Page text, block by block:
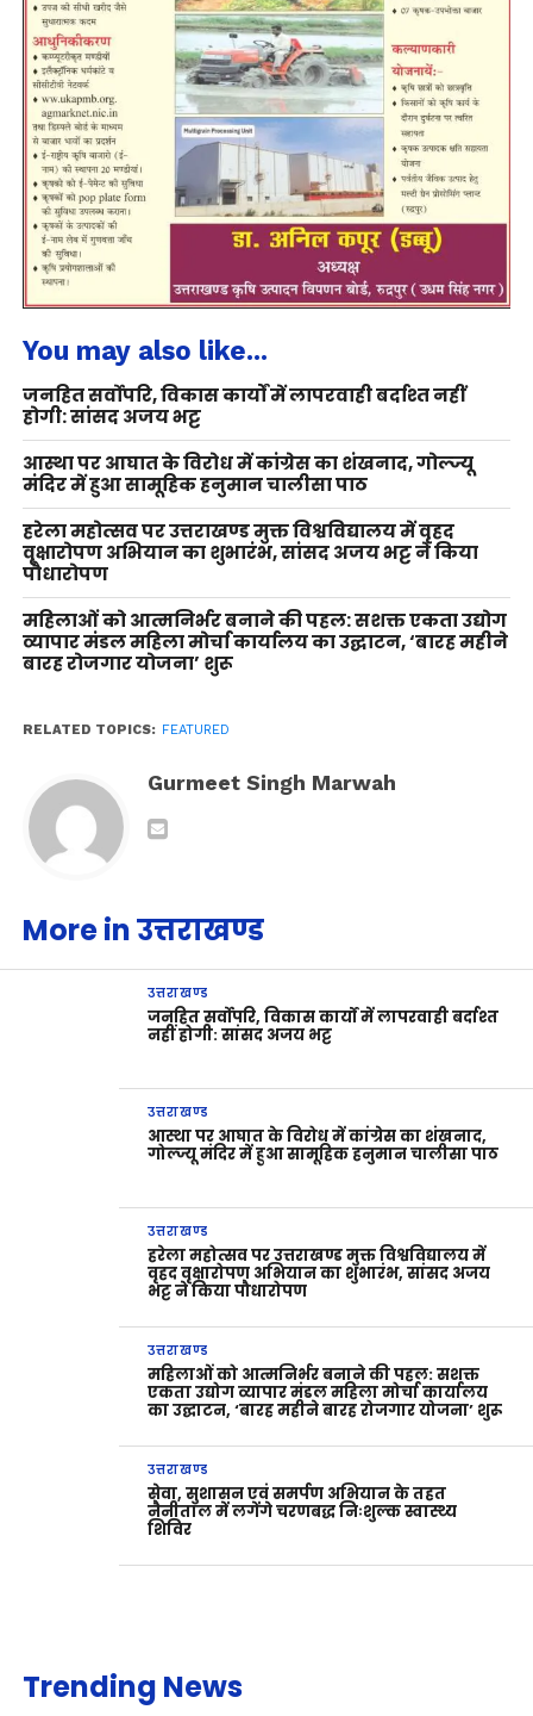
You may also like...
जनहित सर्वोपरि, विकास कार्यों में लापरवाही बर्दाश्त नहीं
होगी: सांसद अजय भट्ट
आस्था पर आघात के विरोध में कांग्रेस का शंखनाद, गोल्ज्यू
मंदिर में हुआ सामूहिक हनुमान चालीसा पाठ
हरेला महोत्सव पर उत्तराखण्ड मुक्त विश्वविद्यालय में वृहद
वृक्षारोपण अभियान का शुभारंभ, सांसद अजय भट्ट ने किया
पौधारोपण
महिलाओं को आत्मनिर्भर बनाने की पहल: सशक्त एकता उद्योग
व्यापार मंडल महिला मोर्चा कार्यालय का उद्घाटन, ‘बारह महीने
बारह रोजगार योजना’ शुरू
RELATED TOPICS: FEATURED
Gurmeet Singh Marwah
More in उत्तराखण्ड
उत्तराखण्ड
जनहित सर्वोपरि, विकास कार्यों में लापरवाही बर्दाश्त
नहीं होगी: सांसद अजय भट्ट
उत्तराखण्ड
आस्था पर आघात के विरोध में कांग्रेस का शंखनाद,
गोल्ज्यू मंदिर में हुआ सामूहिक हनुमान चालीसा पाठ
उत्तराखण्ड
हरेला महोत्सव पर उत्तराखण्ड मुक्त विश्वविद्यालय में
वृहद वृक्षारोपण अभियान का शुभारंभ, सांसद अजय
भट्ट ने किया पौधारोपण
उत्तराखण्ड
महिलाओं को आत्मनिर्भर बनाने की पहल: सशक्त
एकता उद्योग व्यापार मंडल महिला मोर्चा कार्यालय
का उद्घाटन, ‘बारह महीने बारह रोजगार योजना’ शुरू
उत्तराखण्ड
सेवा, सुशासन एवं समर्पण अभियान के तहत
नैनीताल में लगेंगे चरणबद्ध निःशुल्क स्वास्थ्य
शिविर
Trending News